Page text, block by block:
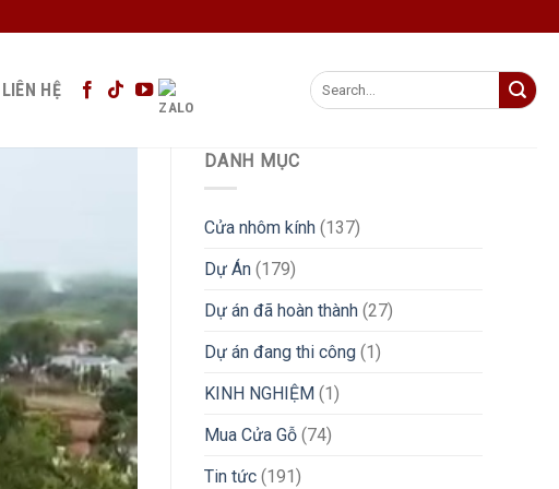
LIÊN HỆ
Search
for:
DANH MỤC
Cửa nhôm kính (137)
Dự Án (179)
Dự án đã hoàn thành (27)
Dự án đang thi công (1)
KINH NGHIỆM (1)
Mua Cửa Gỗ (74)
Tin tức (191)